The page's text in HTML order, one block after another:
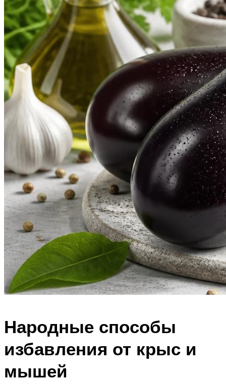
Народные способы
избавления от крыс и
мышей